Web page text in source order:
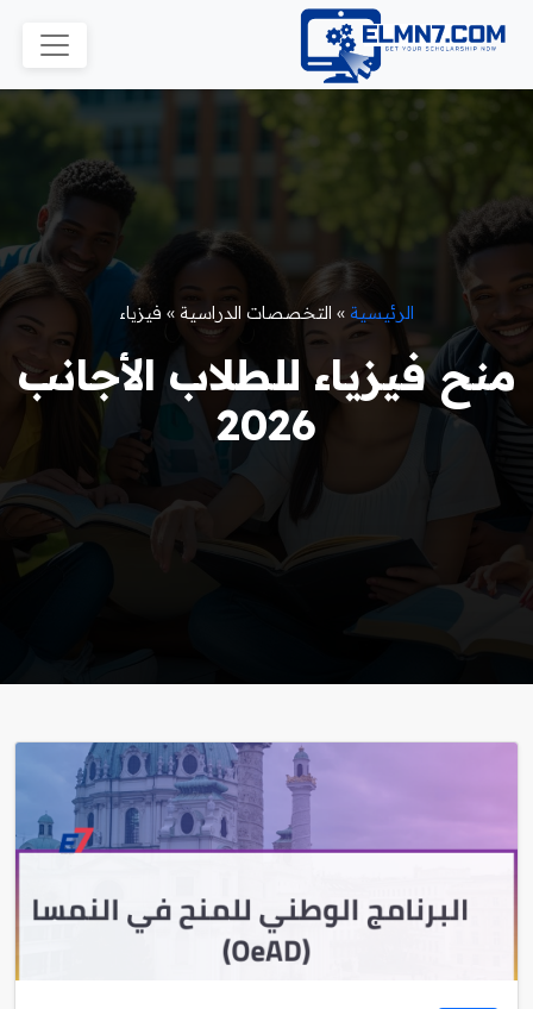
الرئيسية » التخصصات الدراسية » فيزياء
منح فيزياء للطلاب الأجانب
2026